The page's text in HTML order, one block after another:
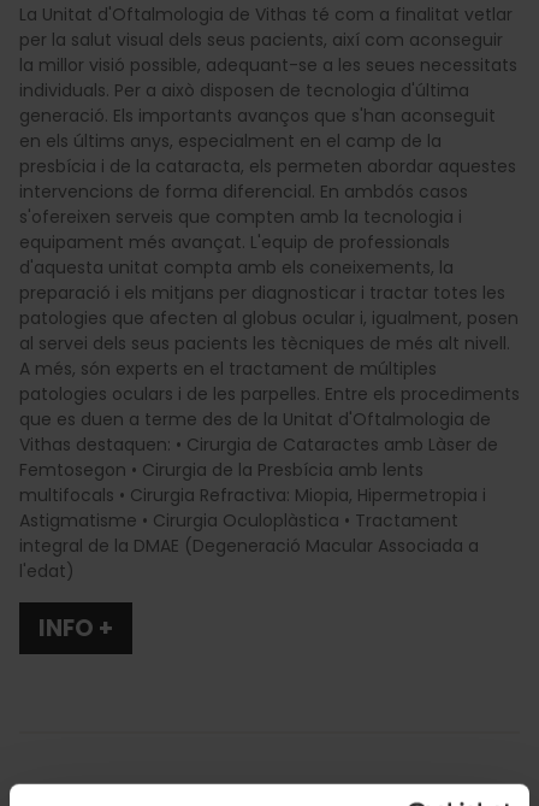
La Unitat d'Oftalmologia de Vithas té com a finalitat vetlar
per la salut visual dels seus pacients, així com aconseguir
la millor visió possible, adequant-se a les seues necessitats
individuals. Per a això disposen de tecnologia d'última
generació. Els importants avanços que s'han aconseguit
en els últims anys, especialment en el camp de la
presbícia i de la cataracta, els permeten abordar aquestes
intervencions de forma diferencial. En ambdós casos
s'ofereixen serveis que compten amb la tecnologia i
equipament més avançat. L'equip de professionals
d'aquesta unitat compta amb els coneixements, la
preparació i els mitjans per diagnosticar i tractar totes les
patologies que afecten al globus ocular i, igualment, posen
al servei dels seus pacients les tècniques de més alt nivell.
A més, són experts en el tractament de múltiples
patologies oculars i de les parpelles. Entre els procediments
que es duen a terme des de la Unitat d'Oftalmologia de
Vithas destaquen: • Cirurgia de Cataractes amb Làser de
Femtosegon • Cirurgia de la Presbícia amb lents
multifocals • Cirurgia Refractiva: Miopia, Hipermetropia i
Astigmatisme • Cirurgia Oculoplàstica • Tractament
integral de la DMAE (Degeneració Macular Associada a
l'edat)
INFO +